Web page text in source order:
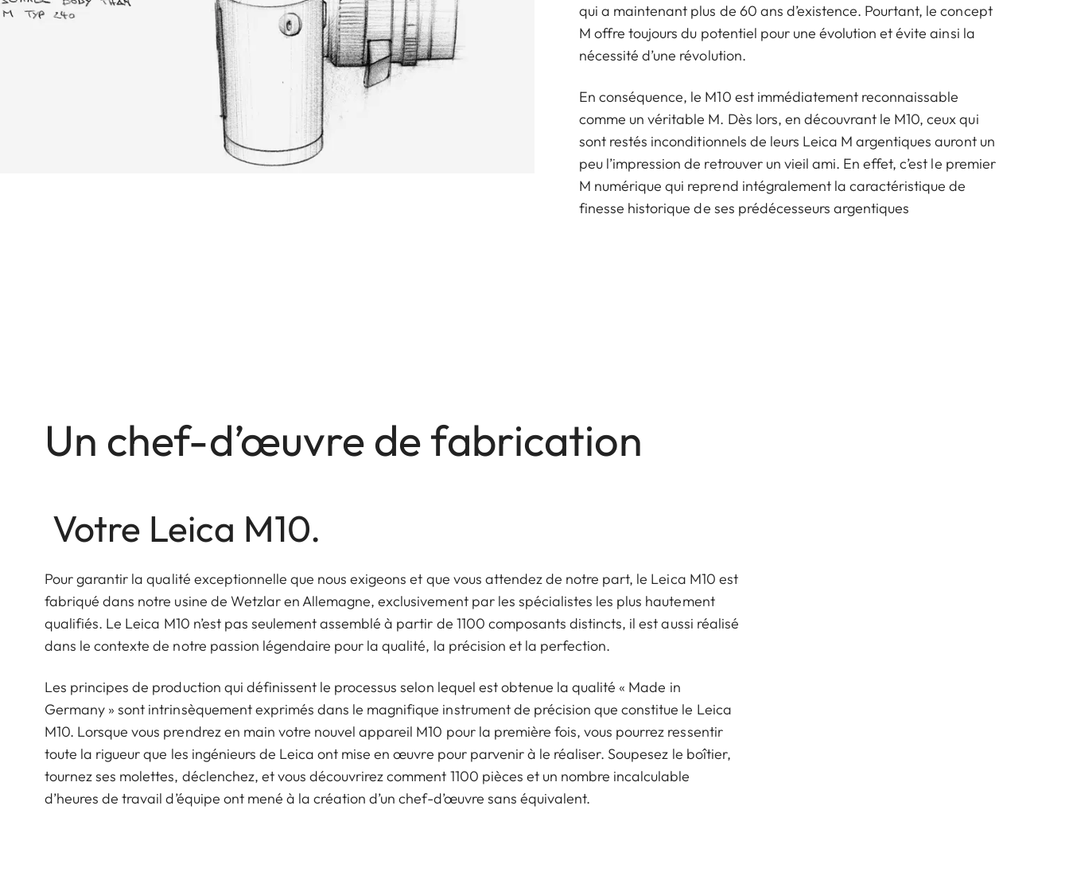
qui a maintenant plus de 60 ans d’existence. Pourtant, le concept
M offre toujours du potentiel pour une évolution et évite ainsi la
nécessité d’une révolution.
En conséquence, le M10 est immédiatement reconnaissable
comme un véritable M. Dès lors, en découvrant le M10, ceux qui
sont restés inconditionnels de leurs Leica M argentiques auront un
peu l’impression de retrouver un vieil ami. En effet, c’est le premier
M numérique qui reprend intégralement la caractéristique de
finesse historique de ses prédécesseurs argentiques
Un chef-d’œuvre de fabrication
Votre Leica M10.
Pour garantir la qualité exceptionnelle que nous exigeons et que vous attendez de notre part, le Leica M10 est
fabriqué dans notre usine de Wetzlar en Allemagne, exclusivement par les spécialistes les plus hautement
qualifiés. Le Leica M10 n’est pas seulement assemblé à partir de 1100 composants distincts, il est aussi réalisé
dans le contexte de notre passion légendaire pour la qualité, la précision et la perfection.
Les principes de production qui définissent le processus selon lequel est obtenue la qualité « Made in
Germany » sont intrinsèquement exprimés dans le magnifique instrument de précision que constitue le Leica
M10. Lorsque vous prendrez en main votre nouvel appareil M10 pour la première fois, vous pourrez ressentir
toute la rigueur que les ingénieurs de Leica ont mise en œuvre pour parvenir à le réaliser. Soupesez le boîtier,
tournez ses molettes, déclenchez, et vous découvrirez comment 1100 pièces et un nombre incalculable
d’heures de travail d’équipe ont mené à la création d’un chef-d’œuvre sans équivalent.